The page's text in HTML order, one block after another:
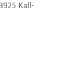
Kall-